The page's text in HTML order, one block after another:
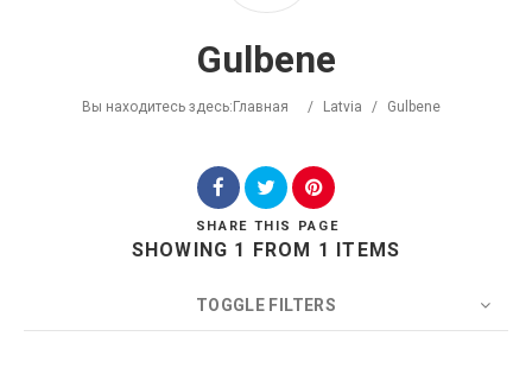
Search
Gulbene
Вы находитесь здесь: Главная / Latvia / Gulbene
SHARE THIS PAGE
SHOWING 1 FROM 1 ITEMS
TOGGLE FILTERS